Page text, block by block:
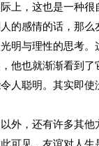
上，这也是一种
的感情的话，那
明与理性的思考
他也就渐渐看到
人聪明。其实即
外，还有许多其
可见，友谊对人